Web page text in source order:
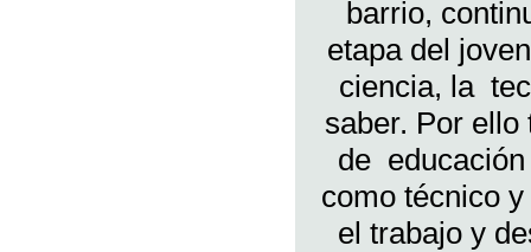
barrio,
etapa del
ciencia, la
saber. Por
de
como técnico
el trabajo y